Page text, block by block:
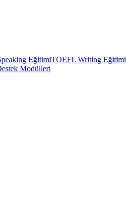
EğitimiTOEFL Writing Eğitimi
Modülleri